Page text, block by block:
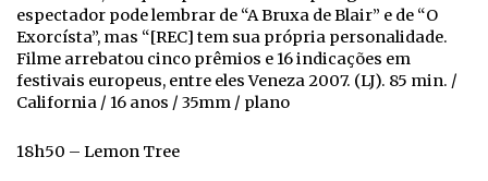
espectador pode lembrar de “A Bruxa de Blair” e de “O
Exorcísta”, mas “[REC] tem sua própria personalidade.
Filme arrebatou cinco prêmios e 16 indicações em
festivais europeus, entre eles Veneza 2007. (LJ). 85 min. /
California / 16 anos / 35mm / plano
18h50 – Lemon Tree